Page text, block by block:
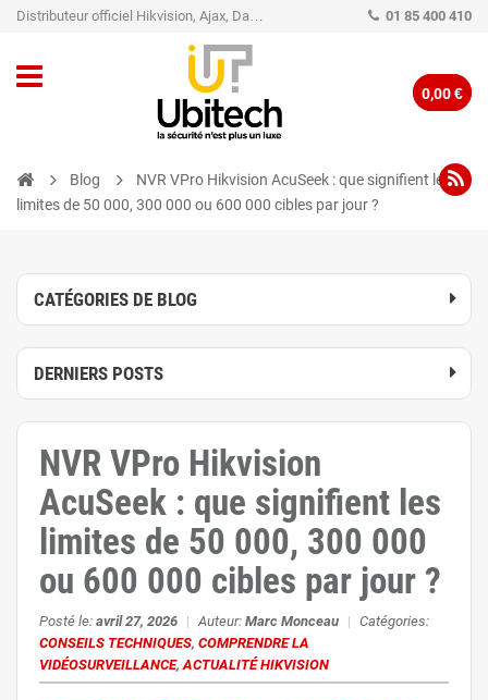
Distributeur officiel Hikvision, Ajax, Dahua, TP-Link - Caméra de vidéo surveillance - Alarme 01 85 400 410
0,00 €
Blog
NVR VPro Hikvision AcuSeek : que signifient les
limites de 50 000, 300 000 ou 600 000 cibles par jour ?
CATÉGORIES DE BLOG
DERNIERS POSTS
NVR VPro Hikvision
AcuSeek : que signifient les
limites de 50 000, 300 000
ou 600 000 cibles par jour ?
Posté le: avril 27, 2026 | Auteur: Marc Monceau | Catégories:
CONSEILS TECHNIQUES, COMPRENDRE LA
VIDÉOSURVEILLANCE,ACTUALITÉ HIKVISION